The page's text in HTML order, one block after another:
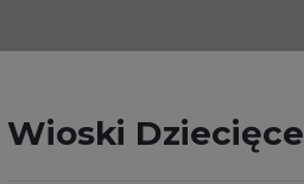
Wioski Dziecięce